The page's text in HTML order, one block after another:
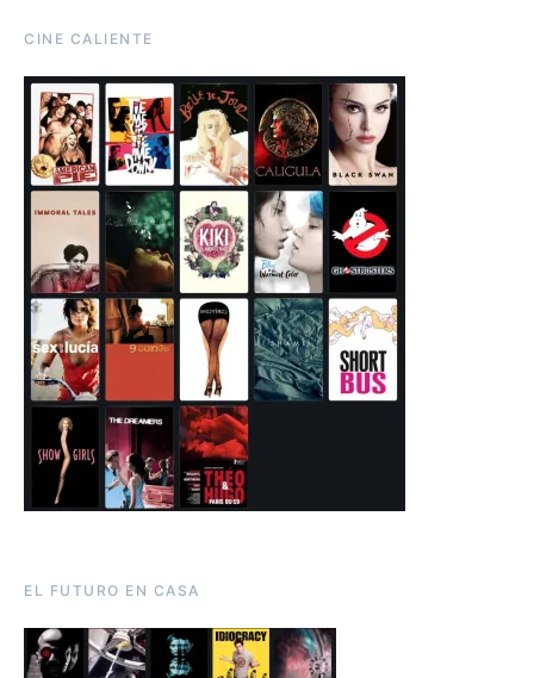
CINE CALIENTE
EL FUTURO EN CASA